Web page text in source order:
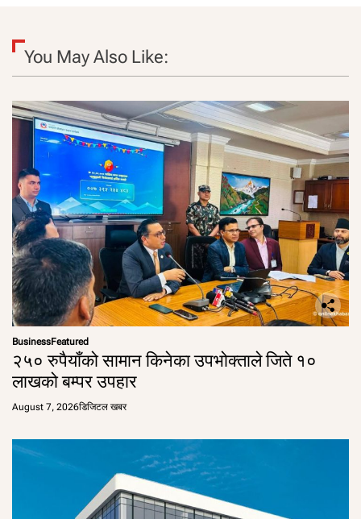
You May Also Like:
BusinessFeatured
२५० रुपैयाँको सामान किनेका उपभोक्ताले जिते १०
लाखको बम्पर उपहार
August 7, 2026डिजिटल खबर